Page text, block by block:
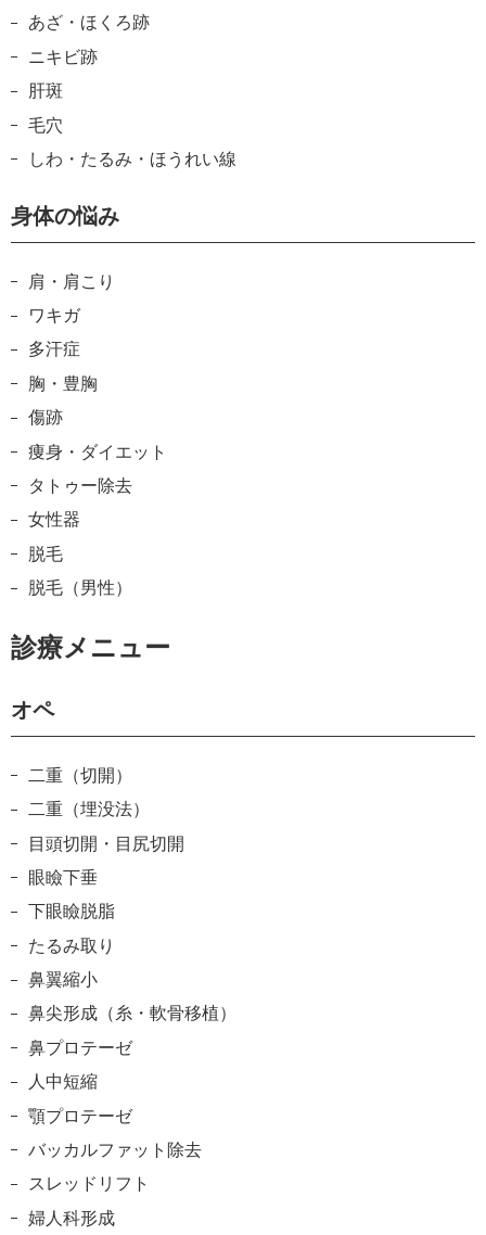
あざ・ほくろ跡
ニキビ跡
肝斑
毛穴
しわ・たるみ・ほうれい線
身体の悩み
肩・肩こり
ワキガ
多汗症
胸・豊胸
傷跡
痩身・ダイエット
タトゥー除去
女性器
脱毛
脱毛（男性）
診療メニュー
オペ
二重（切開）
二重（埋没法）
目頭切開・目尻切開
眼瞼下垂
下眼瞼脱脂
たるみ取り
鼻翼縮小
鼻尖形成（糸・軟骨移植）
鼻プロテーゼ
人中短縮
顎プロテーゼ
バッカルファット除去
スレッドリフト
婦人科形成